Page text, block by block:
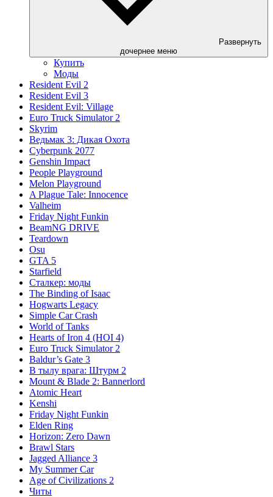
Развернуть
дочернее меню
Купить
Моды
Resident Evil 2
Resident Evil 3
Resident Evil: Village
Euro Truck Simulator 2
Skyrim
Ведьмак 3: Дикая Охота
Cyberpunk 2077
Genshin Impact
People Playground
Melon Playground
A Plague Tale: Innocence
Valheim
Friday Night Funkin
BeamNG DRIVE
Teardown
Osu
GTA 5
Starfield
Сталкер: моды
The Binding of Isaac
Hogwarts Legacy
Simple Car Crash
World of Tanks
Hearts of Iron 4 (HOI 4)
Euro Truck Simulator 2
Baldur’s Gate 3
В тылу врага: Штурм 2
Mount & Blade 2: Bannerlord
Atomic Heart
Kenshi
Friday Night Funkin
Elden Ring
Horizon: Zero Dawn
Brawl Stars
Jagged Alliance 3
My Summer Car
Age of Civilizations 2
Читы